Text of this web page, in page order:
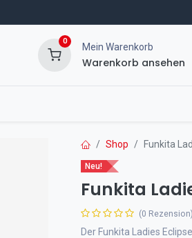
0
Mein Warenkorb
Warenkorb ansehen
Shop Funkita
Neu!
Funkita
(0 Rezension)
Der Funkita Ladies